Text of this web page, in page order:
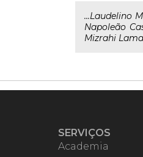
...Laudelino
Napoleão
Mizrahi
SERVIÇOS
Academia